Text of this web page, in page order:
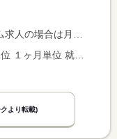
場合は時間額を表示しています。
より転載)